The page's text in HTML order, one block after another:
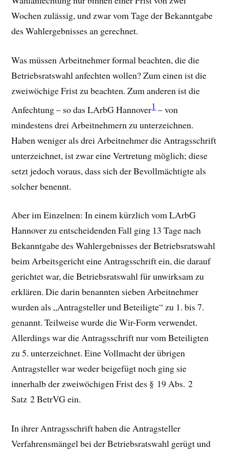
Wochen zulässig, und zwar vom Tage der Bekanntgabe
des Wahlergebnisses an gerechnet.
Was müssen Arbeitnehmer formal beachten, die die
Betriebsratswahl anfechten wollen? Zum einen ist die
zweiwöchige Frist zu beachten. Zum anderen ist die
Anfechtung – so das LArbG Hannover1– von
mindestens drei Arbeitnehmern zu unterzeichnen.
Haben weniger als drei Arbeitnehmer die Antragsschrift
unterzeichnet, ist zwar eine Vertretung möglich; diese
setzt jedoch voraus, dass sich der Bevollmächtigte als
solcher benennt.
Aber im Einzelnen: In einem kürzlich vom LArbG
Hannover zu entscheidenden Fall ging 13 Tage nach
Bekanntgabe des Wahlergebnisses der Betriebsratswahl
beim Arbeitsgericht eine Antragsschrift ein, die darauf
gerichtet war, die Betriebsratswahl für unwirksam zu
erklären. Die darin benannten sieben Arbeitnehmer
wurden als „Antragsteller und Beteiligte“ zu 1. bis 7.
genannt. Teilweise wurde die Wir-Form verwendet.
Allerdings war die Antragsschrift nur vom Beteiligten
zu 5. unterzeichnet. Eine Vollmacht der übrigen
Antragsteller war weder beigefügt noch ging sie
innerhalb der zweiwöchigen Frist des § 19 Abs. 2
Satz 2 BetrVG ein.
In ihrer Antragsschrift haben die Antragsteller
Verfahrensmängel bei der Betriebsratswahl gerügt und